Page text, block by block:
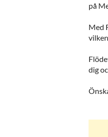
på
Med
dig